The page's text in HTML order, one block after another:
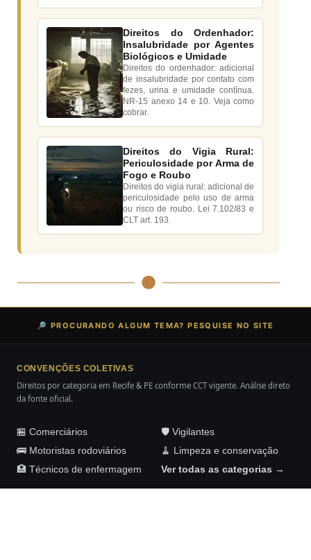
Direitos do Ordenhador:
Insalubridade por Agentes
Biológicos e Umidade
Direitos do ordenhador: adicional
de insalubridade por contato com
fezes, urina e umidade contínua.
NR-15 anexo 14 e 10. Veja como
cobrar.
Direitos do Vigia Rural:
Periculosidade por Arma de
Fogo e Roubo
Direitos do vigia rural: adicional de
periculosidade pelo uso de arma
ou risco de roubo. Lei 7.102/83 e
CLT art. 193.
🔎 PROCURANDO ALGUM TEMA? PESQUISE NO SITE
CONVENÇÕES COLETIVAS
Direitos por categoria em Recife & PE conforme CCT vigente. Análise direto
da fonte oficial.
🏪 Comerciários
🛡️ Vigilantes
🚌 Motoristas rodoviários
🧹 Limpeza e conservação
🏥 Técnicos de enfermagem
Ver todas as categorias →